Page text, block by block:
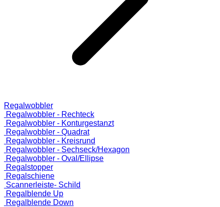
Regalwobbler
Regalwobbler - Rechteck
Regalwobbler - Konturgestanzt
Regalwobbler - Quadrat
Regalwobbler - Kreisrund
Regalwobbler - Sechseck/Hexagon
Regalwobbler - Oval/Ellipse
Regalstopper
Regalschiene
Scannerleiste- Schild
Regalblende Up
Regalblende Down